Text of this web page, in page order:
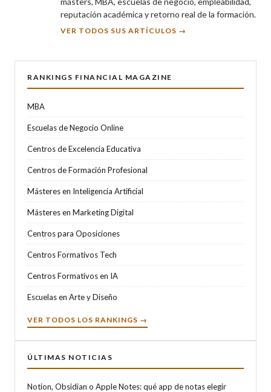
reputación académica y retorno real de la formación.
VER TODOS SUS ARTÍCULOS →
RANKINGS FINANCIAL MAGAZINE
MBA
Escuelas de Negocio Online
Centros de Excelencia Educativa
Centros de Formación Profesional
Másteres en Inteligencia Artificial
Másteres en Marketing Digital
Centros para Oposiciones
Centros Formativos Tech
Centros Formativos en IA
Escuelas en Arte y Diseño
VER TODOS LOS RANKINGS →
ÚLTIMAS NOTICIAS
Notion, Obsidian o Apple Notes: qué app de notas elegir